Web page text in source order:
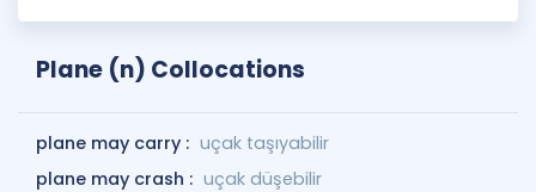
Plane (n) Collocations
plane may carry : uçak taşıyabilir
plane may crash : uçak düşebilir